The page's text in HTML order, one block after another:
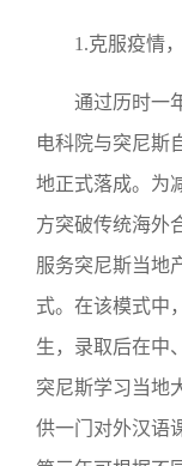
1.克服疫情
通过历时一
电科院与突尼斯
地正式落成。为
方突破传统海外
服务突尼斯当地
式。在该模式中
生，录取后在中
突尼斯学习当地
供一门对外汉语